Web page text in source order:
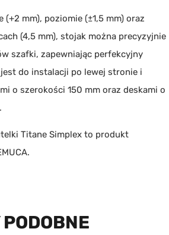
mm), poziomie (±1,5 mm) oraz
(4,5 mm), stojak można precyzyjnie
szafki, zapewniając perfekcyjny
do instalacji po lewej stronie i
o szerokości 150 mm oraz deskami o
Titane Simplex to produkt
.